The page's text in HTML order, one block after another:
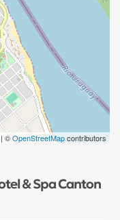
| ©OpenStreetMapcontributors
& Spa Canton